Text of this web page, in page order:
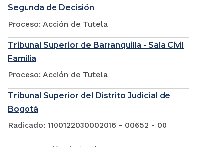
Segunda de Decisión
Proceso: Acción de Tutela
Tribunal Superior de Barranquilla - Sala Civil
Familia
Proceso: Acción de Tutela
Tribunal Superior del Distrito Judicial de
Bogotá
Radicado: 1100122030002016 - 00652 - 00